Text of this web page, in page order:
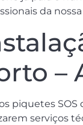
da
–
piquetes SOS
serviços